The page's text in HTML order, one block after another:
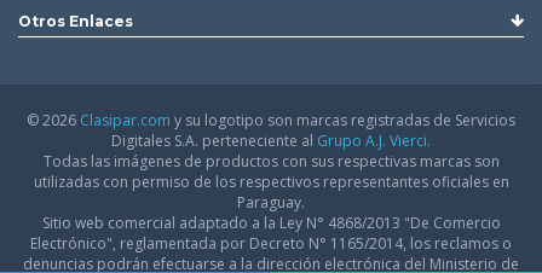
Otros Enlaces
© 2026 Clasipar.com y su logotipo son marcas registradas de Servicios
Digitales S.A. perteneciente al Grupo A.J. Vierci.
Todas las imágenes de productos con sus respectivas marcas son
utilizadas con permiso de los respectivos representantes oficiales en
Paraguay.
Sitio web comercial adaptado a la Ley N° 4868/2013 "De Comercio
Electrónico", reglamentada por Decreto N° 1165/2014, los reclamos o
denuncias podrán efectuarse a la dirección electrónica del Ministerio de